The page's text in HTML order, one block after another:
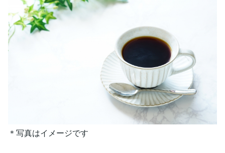
＊写真はイメージです